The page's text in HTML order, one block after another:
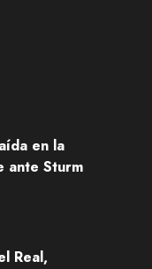
en la
ante Sturm
Real,